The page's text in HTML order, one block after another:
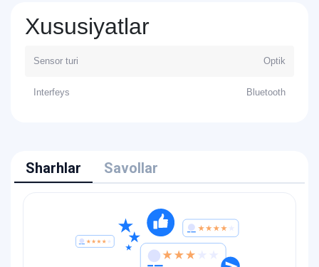
Xususiyatlar
Sensor turi Optik
Interfeys Bluetooth
Sharhlar Savollar